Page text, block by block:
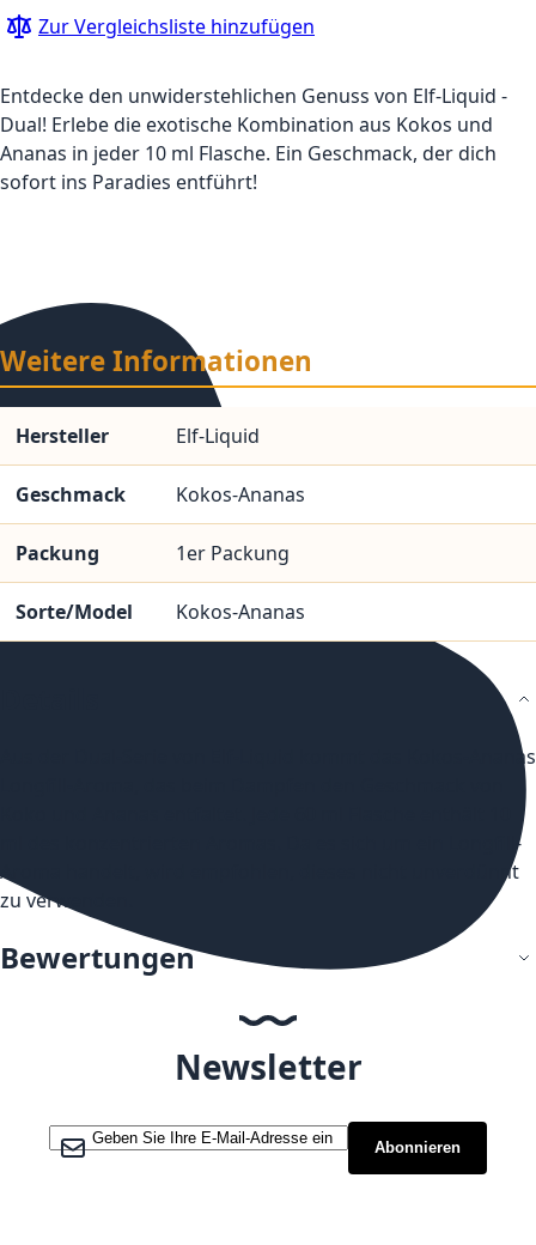
Zur Vergleichsliste hinzufügen
Entdecke den unwiderstehlichen Genuss von Elf-Liquid -
Dual! Erlebe die exotische Kombination aus Kokos und
Ananas in jeder 10 ml Flasche. Ein Geschmack, der dich
sofort ins Paradies entführt!
Weitere Informationen
Hersteller Elf-Liquid
Geschmack Kokos-Ananas
Packung 1er Packung
Sorte/Model Kokos-Ananas
Aus der Dual-Serie von Elf-Liquid kommt das Kokos-Ananas
ml des konzentrierten Aromas. Da es sich um ein Longfill-
Aroma handelt, wird empfohlen, dieses nicht unverdünnt
zu verwenden.
Bewertungen
Newsletter
Melden Sie sich für unseren Newsletter an:
Abonnieren